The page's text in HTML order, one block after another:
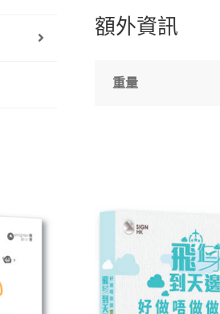
額外資訊
重量